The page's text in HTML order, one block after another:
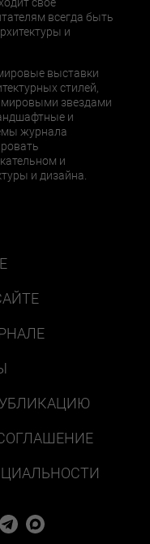
всегда быть
и
выставки
стилей,
мировыми звездами
и
журнала
и
и дизайна.